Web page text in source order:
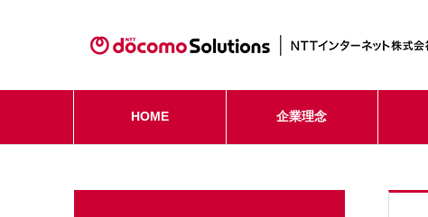
HOME 企業理念